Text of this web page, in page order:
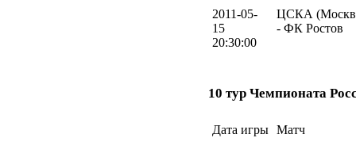
2011-05-
15
20:30:00
ЦСКА
- ФК Ростов
10 тур Чемпионата
Дата игры Матч